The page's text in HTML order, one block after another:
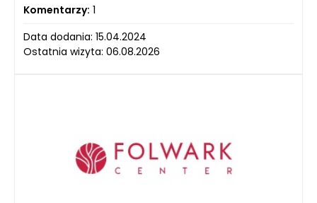
Komentarzy: 1
Data dodania: 15.04.2024
Ostatnia wizyta: 06.08.2026